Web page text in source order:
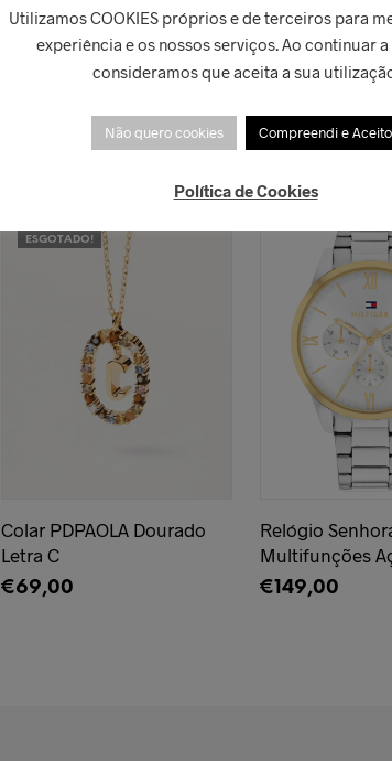
PRODUTOS RELACIONADOS
ESGOTADO!
Colar PDPAOLA Dourado
Letra C
€69,00
Relógio
Multifunções
€149,00
Utilizamos COOKIES próprios e de terceiros para
experiência e os nossos serviços. Ao continuar a
consideramos que aceita a sua
Não quero cookies Compreendi e Aceito
Política de Cookies